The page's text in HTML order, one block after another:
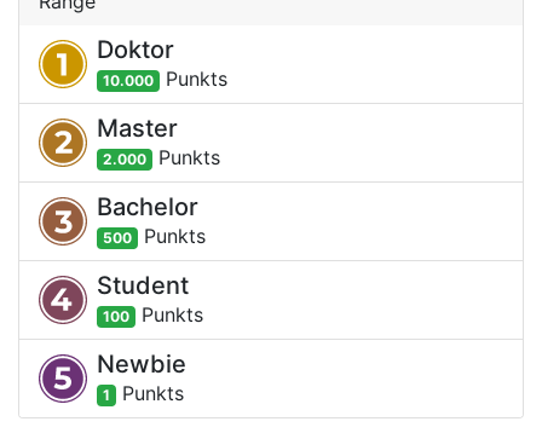
Doktor
10.000 Punkts
Master
2.000 Punkts
Bachelor
500 Punkts
Student
100 Punkts
Newbie
1 Punkts